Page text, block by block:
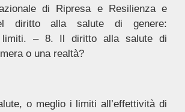
di Ripresa e Resilienza e
diritto alla salute di genere:
limiti. – 8. Il diritto alla salute di
o una realtà?
o meglio i limiti all’effettività di